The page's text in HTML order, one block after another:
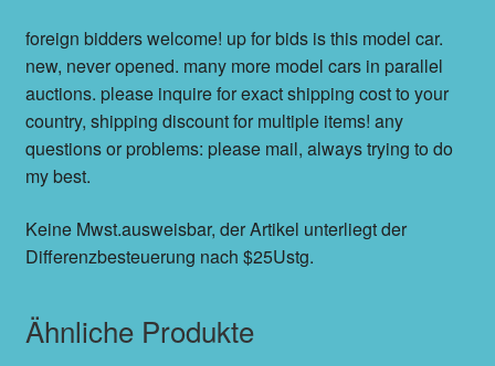
foreign bidders welcome! up for bids is this model car.
new, never opened. many more model cars in parallel
auctions. please inquire for exact shipping cost to your
country, shipping discount for multiple items! any
questions or problems: please mail, always trying to do
my best.
Keine Mwst.ausweisbar, der Artikel unterliegt der
Differenzbesteuerung nach $25Ustg.
Ähnliche Produkte